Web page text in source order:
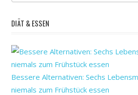
verhindern
DIÄT & ESSEN
Bessere Alternativen: Sechs
niemals zum Frühstück essen